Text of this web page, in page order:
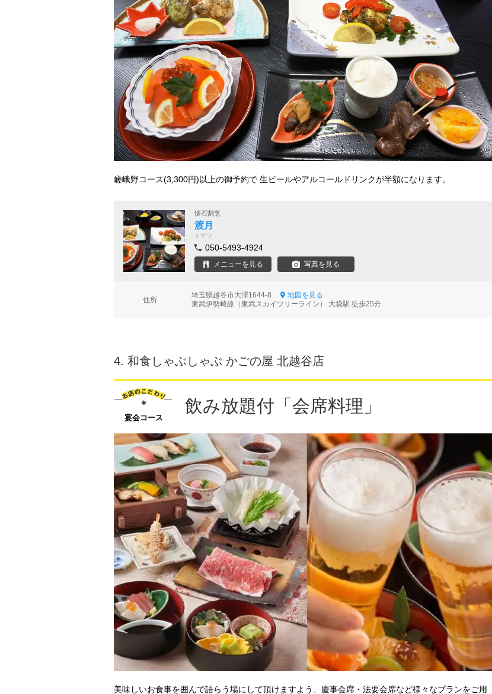
嵯峨野コース(3,300円)以上の御予約で 生ビールやアルコールドリンクが半額になります。
懐石割烹
渡月
トゲツ
050-5493-4924
メニューを見る 写真を見る
住所
埼玉県越谷市大澤1644-8
地図を見る
東武伊勢崎線（東武スカイツリーライン） 大袋駅 徒歩25分
4. 和食しゃぶしゃぶ かごの屋 北越谷店
宴会コース
飲み放題付「会席料理」
美味しいお食事を囲んで語らう場にして頂けますよう、慶事会席・法要会席など様々なプランをご用